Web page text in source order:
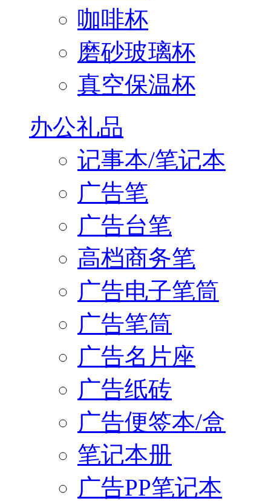
咖啡杯
磨砂玻璃杯
真空保温杯
办公礼品
记事本/笔记本
广告笔
广告台笔
高档商务笔
广告电子笔筒
广告笔筒
广告名片座
广告纸砖
广告便签本/盒
笔记本册
广告PP笔记本